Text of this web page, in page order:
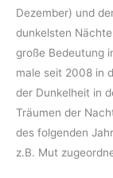
Dezember) und
dunkelsten
große Bedeutung
male seit 2008 in
der Dunkelheit in
Träumen der
des folgenden
z.B. Mut